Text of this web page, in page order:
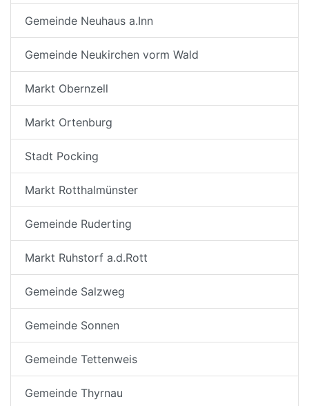
Gemeinde Neuhaus a.Inn
Gemeinde Neukirchen vorm Wald
Markt Obernzell
Markt Ortenburg
Stadt Pocking
Markt Rotthalmünster
Gemeinde Ruderting
Markt Ruhstorf a.d.Rott
Gemeinde Salzweg
Gemeinde Sonnen
Gemeinde Tettenweis
Gemeinde Thyrnau